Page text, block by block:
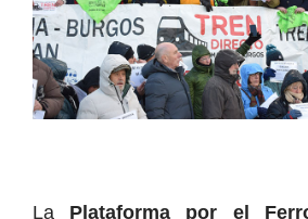
La Plataforma por el